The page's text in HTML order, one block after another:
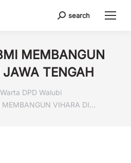
Search:
search
MEMBANGUN
TENGAH
Warta DPD Walubi
VIHARA DI…